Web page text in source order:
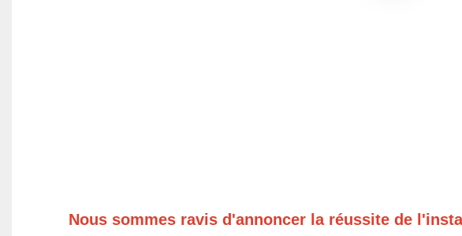
Nous sommes ravis d'annoncer la réussite de